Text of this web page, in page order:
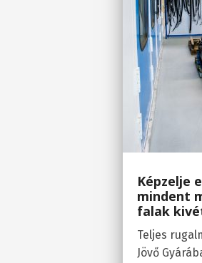
Képzelje
mindent
falak
Teljes
Jövő